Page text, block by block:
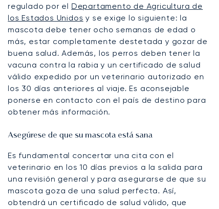
regulado por el Departamento de Agricultura de
los Estados Unidos y se exige lo siguiente: la
mascota debe tener ocho semanas de edad o
más, estar completamente destetada y gozar de
buena salud. Además, los perros deben tener la
vacuna contra la rabia y un certificado de salud
válido expedido por un veterinario autorizado en
los 30 días anteriores al viaje. Es aconsejable
ponerse en contacto con el país de destino para
obtener más información.
Asegúrese de que su mascota está sana
Es fundamental concertar una cita con el
veterinario en los 10 días previos a la salida para
una revisión general y para asegurarse de que su
mascota goza de una salud perfecta. Así,
obtendrá un certificado de salud válido, que